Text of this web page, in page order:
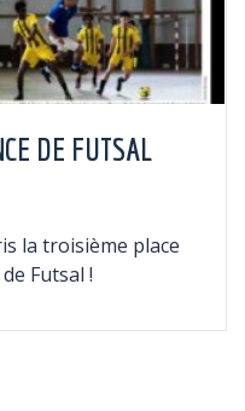
DE FUTSAL
la troisième place
Futsal !